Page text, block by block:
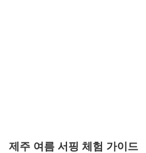
제주 여름 서핑 체험 가이드